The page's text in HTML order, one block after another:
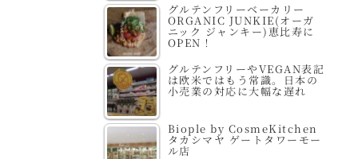
グルテンフリーベーカリー
ORGANIC JUNKIE(オーガ
ニック ジャンキー)恵比寿に
OPEN！
グルテンフリーやVEGAN表記
は欧米ではもう常識。日本の
小売業の対応に大幅な遅れ
Biople by CosmeKitchen
タカシマヤ ゲートタワーモー
ル店